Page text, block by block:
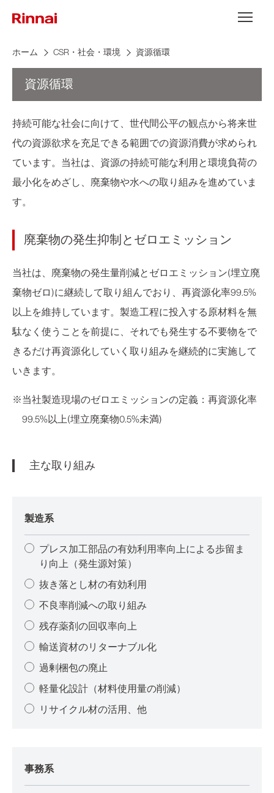
メニュー
ホーム CSR・社会・環境 資源循環
資源循環
持続可能な社会に向けて、世代間公平の観点から将来世
代の資源欲求を充足できる範囲での資源消費が求められ
ています。当社は、資源の持続可能な利用と環境負荷の
最小化をめざし、廃棄物や水への取り組みを進めていま
す。
廃棄物の発生抑制とゼロエミッション
当社は、廃棄物の発生量削減とゼロエミッション(埋立廃
棄物ゼロ)に継続して取り組んでおり、再資源化率99.5%
以上を維持しています。製造工程に投入する原材料を無
駄なく使うことを前提に、それでも発生する不要物をで
きるだけ再資源化していく取り組みを継続的に実施して
いきます。
※当社製造現場のゼロエミッションの定義：再資源化率
99.5%以上(埋立廃棄物0.5%未満)
主な取り組み
製造系
プレス加工部品の有効利用率向上による歩留ま
り向上（発生源対策）
抜き落とし材の有効利用
不良率削減への取り組み
残存薬剤の回収率向上
輸送資材のリターナブル化
過剰梱包の廃止
軽量化設計（材料使用量の削減）
リサイクル材の活用、他
事務系